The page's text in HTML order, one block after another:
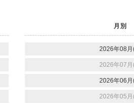
月別
2026年08
2026年07月
2026年06
2026年05月